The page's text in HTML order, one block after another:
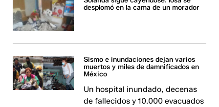
desplomó en la cama de un morador
Sismo e inundaciones dejan varios
muertos y miles de damnificados en
México
Un hospital inundado, decenas
de fallecidos y 10.000 evacuados